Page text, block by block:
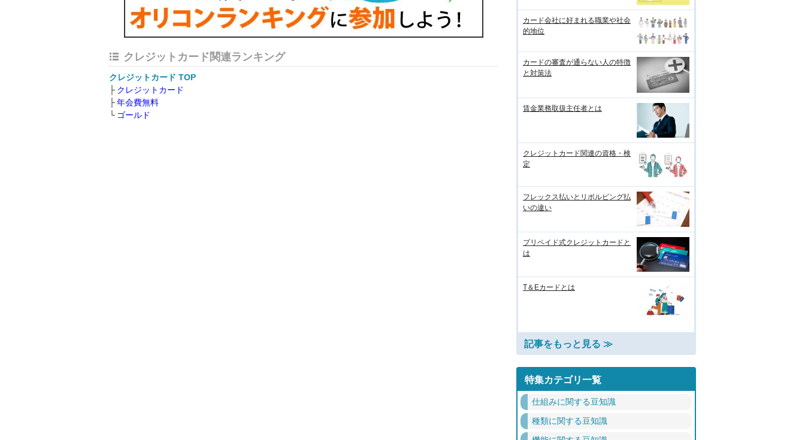
クレジットカード関連ランキング
クレジットカード TOP
クレジットカード
年会費無料
ゴールド
カード会社に好まれる職業や社会
的地位
カードの審査が通らない人の特徴
と対策法
賃金業務取扱主任者とは
クレジットカード関連の資格・検
定
フレックス払いとリボルビング払
いの違い
プリペイド式クレジットカードと
は
T＆Eカードとは
記事をもっと見る ≫
特集カテゴリ一覧
仕組みに関する豆知識
種類に関する豆知識